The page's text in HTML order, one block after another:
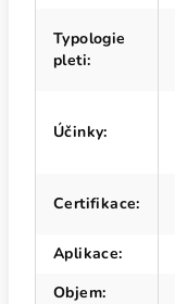
Typologie
pleti:
Účinky:
Certifikace:
Aplikace:
Objem: